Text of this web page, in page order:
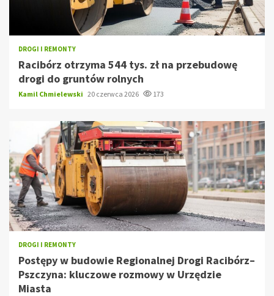
DROGI I REMONTY
Racibórz otrzyma 544 tys. zł na przebudowę
drogi do gruntów rolnych
Kamil Chmielewski 20 czerwca 2026 173
DROGI I REMONTY
Postępy w budowie Regionalnej Drogi Racibórz–
Pszczyna: kluczowe rozmowy w Urzędzie
Miasta